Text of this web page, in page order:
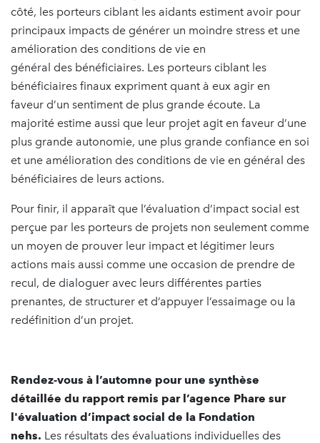
côté, les porteurs ciblant les aidants estiment avoir pour
principaux impacts de générer un moindre stress et une
amélioration des conditions de vie en
général des bénéficiaires. Les porteurs ciblant les
bénéficiaires finaux expriment quant à eux agir en
faveur d’un sentiment de plus grande écoute. La
majorité estime aussi que leur projet agit en faveur d’une
plus grande autonomie, une plus grande confiance en soi
et une amélioration des conditions de vie en général des
bénéficiaires de leurs actions.
Pour finir, il apparaît que l’évaluation d’impact social est
perçue par les porteurs de projets non seulement comme
un moyen de prouver leur impact et légitimer leurs
actions mais aussi comme une occasion de prendre de
recul, de dialoguer avec leurs différentes parties
prenantes, de structurer et d’appuyer l’essaimage ou la
redéfinition d’un projet.
Rendez-vous à l’automne pour une synthèse
détaillée du rapport remis par l’agence Phare sur
l'évaluation d’impact social de la Fondation
nehs. Les résultats des évaluations individuelles des